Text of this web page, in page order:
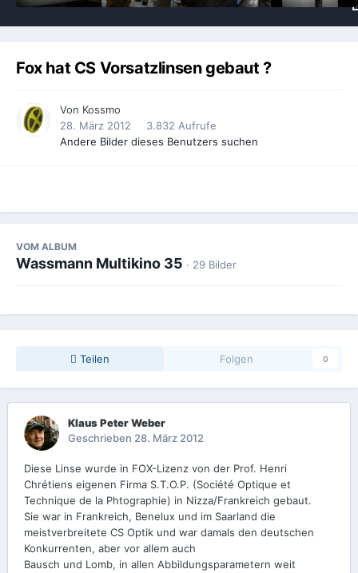
Fox hat CS Vorsatzlinsen gebaut ?
Von Kossmo
28. März 2012
3.832 Aufrufe
Andere Bilder dieses Benutzers suchen
VOM ALBUM
Wassmann Multikino 35 · 29 Bilder
Teilen Folgen 0
Klaus Peter Weber
Geschrieben 28. März 2012
Diese Linse wurde in FOX-Lizenz von der Prof. Henri
Chrétiens eigenen Firma S.T.O.P. (Société Optique et
Technique de la Phtographie) in Nizza/Frankreich gebaut.
Sie war in Frankreich, Benelux und im Saarland die
meistverbreitete CS Optik und war damals den deutschen
Konkurrenten, aber vor allem auch
Bausch und Lomb, in allen Abbildungsparametern weit